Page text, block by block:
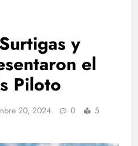
y
el
Piloto
20, 2024 0
5